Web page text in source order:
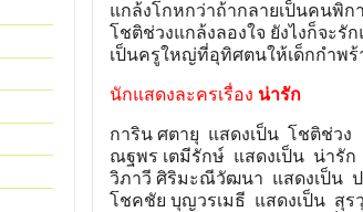
แกล้งโกหกว่าถ้ากลายเป็นคนพิก
โชติช่วงแกล้งลองใจ ยังไงก็จะ
เป็นครูใหญ่ที่อุทิศตนให้เด็กกำพ
นักแสดงละครเรื่อง น่ารัก
การิน ศตายุ แสดงเป็น โชติช่วง
ณฐพร เตมีรักษ์ แสดงเป็น น่ารัก
วิภาวี ศิริมะณีวัฒนา แสดงเป็น
โชคชัย บุญวรเมธี แสดงเป็น สุร